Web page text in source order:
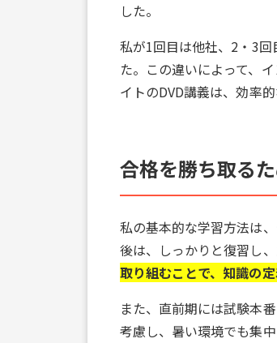
した。
私が1回目は他社、2・3
た。この違いによって、
イトのDVD講義は、効率
合格を勝ち取る
私の基本的な学習方法は
後は、しっかりと復習し
取り組むことで、知識の
また、直前期には試験本
考慮し、暑い環境でも集